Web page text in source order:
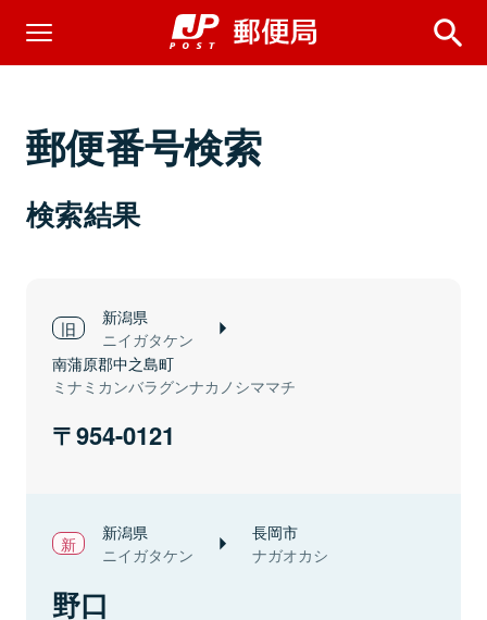
郵便番号検索
検索結果
新潟県
ニイガタケン
南蒲原郡中之島町
ミナミカンバラグンナカノシママチ
954-0121
新潟県
ニイガタケン
長岡市
ナガオカシ
野口